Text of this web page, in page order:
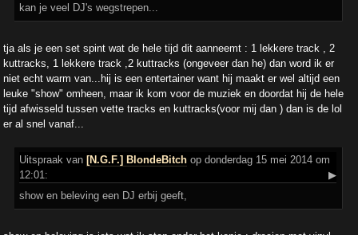
kan je veel DJ's wegstrepen...
tja als je een set spint wat de hele tijd dit aanneemt : 1 lekkere track , 2
kuttracks, 1 lekkere track ,2 kuttracks (ongeveer dan he) dan word ik er
niet echt warm van...hij is een entertainer want hij maakt er wel altijd een
leuke "show" omheen, maar ik kom voor de muziek en doordat hij de hele
tijd afwisseld tussen vette tracks en kuttracks(voor mij dan ) dan is de lol
er al snel vanaf...
Uitspraak van [N.G.F.] BlondeBitch op donderdag 15 mei 2014 om
12:01:
▶
show en beleving een DJ erbij geeft,